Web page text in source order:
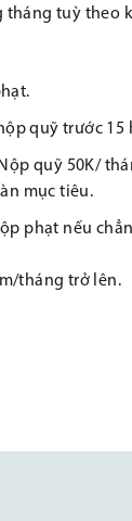
tháng tuỳ theo
quỹ trước 15
quỹ 50K/
mục tiêu.
phạt nếu
tháng trở lên.